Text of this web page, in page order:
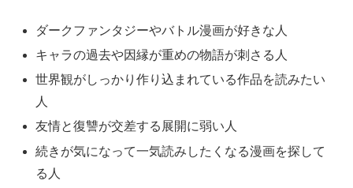
ダークファンタジーやバトル漫画が好きな人
キャラの過去や因縁が重めの物語が刺さる人
世界観がしっかり作り込まれている作品を読みたい
人
友情と復讐が交差する展開に弱い人
続きが気になって一気読みしたくなる漫画を探して
る人